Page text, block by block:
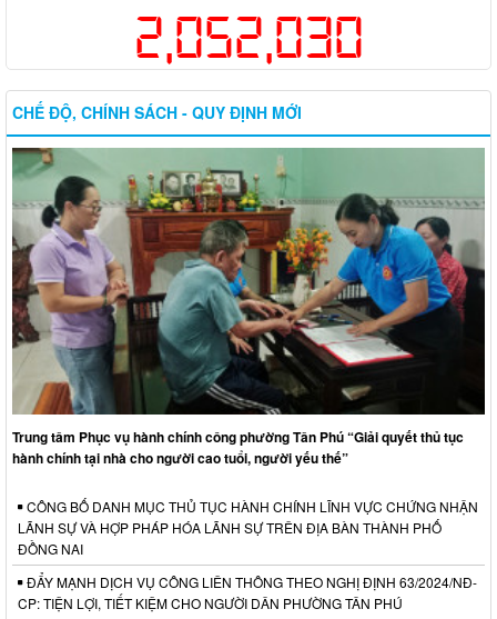
2,052,030
CHẾ ĐỘ, CHÍNH SÁCH - QUY ĐỊNH MỚI
Trung tâm Phục vụ hành chính công phường Tân Phú “Giải quyết thủ tục
hành chính tại nhà cho người cao tuổi, người yếu thế”
CÔNG BỐ DANH MỤC THỦ TỤC HÀNH CHÍNH LĨNH VỰC CHỨNG NHẬN
LÃNH SỰ VÀ HỢP PHÁP HÓA LÃNH SỰ TRÊN ĐỊA BÀN THÀNH PHỐ
ĐỒNG NAI
ĐẨY MẠNH DỊCH VỤ CÔNG LIÊN THÔNG THEO NGHỊ ĐỊNH 63/2024/NĐ-
CP: TIỆN LỢI, TIẾT KIỆM CHO NGƯỜI DÂN PHƯỜNG TÂN PHÚ